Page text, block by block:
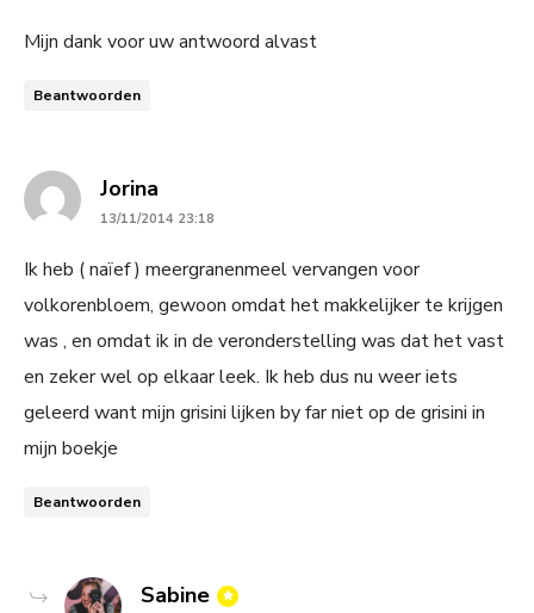
Mijn dank voor uw antwoord alvast
Beantwoorden
Jorina
13/11/2014 23:18
Ik heb ( naïef ) meergranenmeel vervangen voor
volkorenbloem, gewoon omdat het makkelijker te krijgen
was , en omdat ik in de veronderstelling was dat het vast
en zeker wel op elkaar leek. Ik heb dus nu weer iets
geleerd want mijn grisini lijken by far niet op de grisini in
mijn boekje
Beantwoorden
Sabine says: